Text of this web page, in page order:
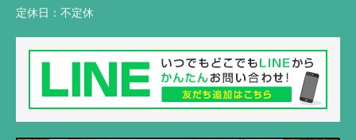
定休日： 不定休